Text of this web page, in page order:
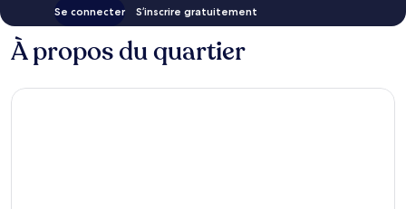
Se connecter S’inscrire gratuitement
À propos du quartier